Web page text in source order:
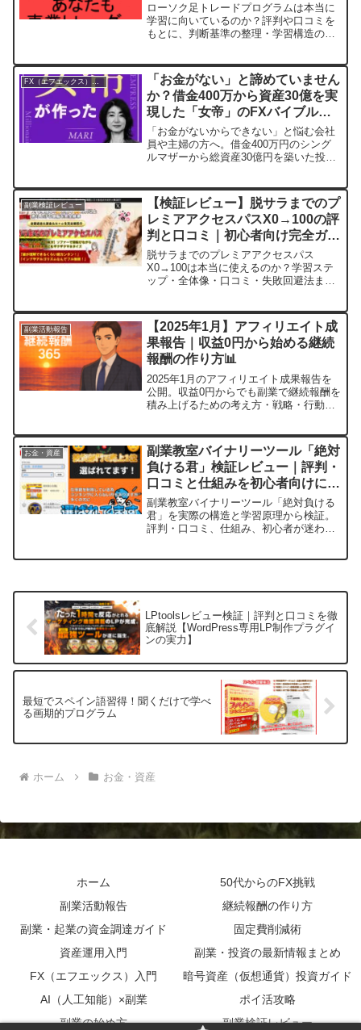
ローソク足トレードプログラムは本当に
学習に向いているのか？評判や口コミを
もとに、判断基準の整理・学習構造の観
「お金がない」と諦めていません
か？借金400万から資産30億を実
現した「女帝」のFXバイブルが
【5日間限定】無料配布中！
「お金がないからできない」と悩む会社
員や主婦の方へ。借金400万円のシング
ルマザーから総資産30億円を築いた投資
でAmazon Kindleにて無料配布されま
す。お金の不安から解放され、豊かな人
生を送るためのヒントが詰まった一冊で
す。
副業検証レビュー
【検証レビュー】脱サラまでのプ
レミアアクセスパスX0→100の評
判と口コミ｜初心者向け完全ガイ
ド
脱サラまでのプレミアアクセスパス
X0→100は本当に使えるのか？学習ステ
ップ・全体像・口コミ・失敗回避法まで
副業活動報告
【2025年1月】アフィリエイト成
果報告｜収益0円から始める継続
報酬の作り方📊
2025年1月のアフィリエイト成果報告を
公開。収益0円からでも副業で継続報酬を
積み上げるための考え方・戦略・行動ロ
お金・資産
副業教室バイナリーツール「絶対
負ける君」検証レビュー｜評判・
口コミと仕組みを初心者向けに解
説
副業教室バイナリーツール「絶対負ける
君」を実際の構造と学習原理から検証。
評判・口コミ、仕組み、初心者が迷わな
LPtoolsレビュー検証｜評判と口コミを徹
底解説【WordPress専用LP制作プラグイ
ンの実力】
最短でスペイン語習得！聞くだけで学べ
る画期的プログラム
ホーム お金・資産
ホーム
50代からのFX挑戦
副業活動報告
継続報酬の作り方
副業・起業の資金調達ガイド
固定費削減術
資産運用入門
副業・投資の最新情報まとめ
FX（エフエックス）入門
暗号資産（仮想通貨）投資ガイド
AI（人工知能）×副業
ポイ活攻略
副業の始め方
副業検証レビュー